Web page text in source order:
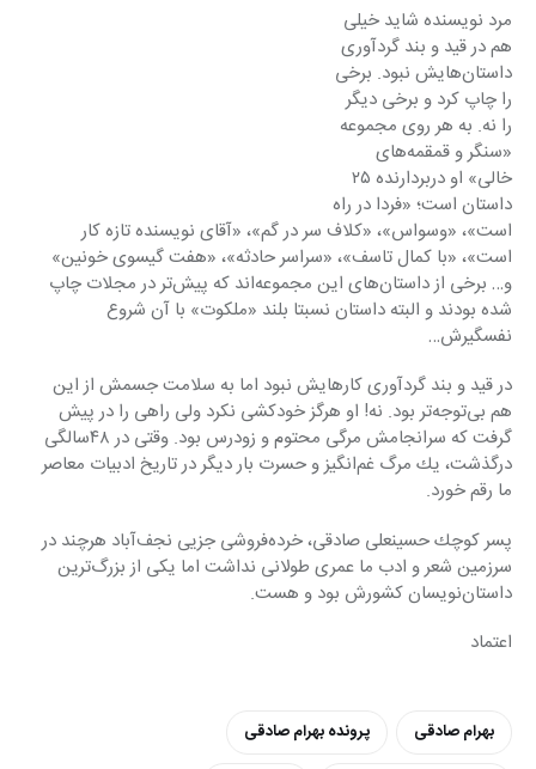
مرد نویسنده شاید خیلی
هم در قید و بند گردآوری
داستان‌هایش نبود. برخی
را چاپ كرد و برخی دیگر
را نه. به هر روی مجموعه
«سنگر و قمقمه‌های
داستان است؛ «فردا در راه
است»، «وسواس»، «كلاف سر در گم»، «آقای نویسنده تازه كار
است»، «با كمال تاسف»، «سراسر حادثه»، «هفت گیسوی خونین»
و… برخی از داستان‌های این مجموعه‌اند كه پیش‌تر در مجلات چاپ
شده بودند و البته داستان نسبتا بلند «ملكوت» با آن شروع
نفسگیرش…
در قید و بند گردآوری كارهایش نبود اما به سلامت جسمش از این
هم بی‌توجه‌تر بود. نه! او هرگز خودكشی نكرد ولی راهی را در پیش
گرفت كه سرانجامش مرگی محتوم و زودرس بود. وقتی در ٤٨سالگی
درگذشت، یك مرگ غم‌انگیز و حسرت بار دیگر در تاریخ ادبیات معاصر
ما رقم خورد.
پسر كوچك حسینعلی صادقی، خرده‌فروشی جزیی نجف‌آباد هرچند در
سرزمین شعر و ادب ما عمری طولانی نداشت اما یكی از بزرگ‌ترین
داستان‌نویسان كشورش بود و هست.
اعتماد
بهرام صادقی
پرونده بهرام صادقی